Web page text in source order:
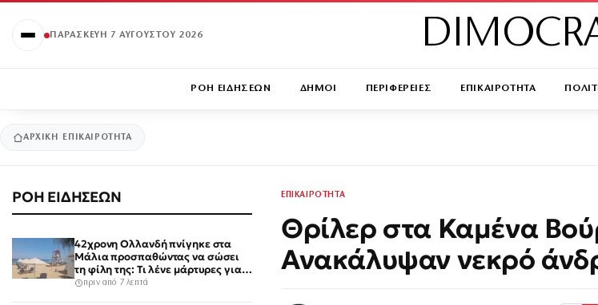
ΠΑΡΑΣΚΕΥΉ 7 ΑΥΓΟΎΣΤΟΥ 2026
ΡΟΗ ΕΙΔΗΣΕΩΝ ΔΗΜΟΙ ΠΕΡΙΦΕΡΕΙΕΣ ΕΠΙΚΑΙΡΟΤΗΤΑ
ΑΡΧΙΚΉ ΕΠΙΚΑΙΡΟΤΗΤΑ
ΡΟΗ ΕΙΔΗΣΕΩΝ
42χρονη Ολλανδή πνίγηκε στα
Μάλια προσπαθώντας να σώσει
τη φίλη της: Τι λένε μάρτυρες για
τον πανικό
πριν από 7 λεπτά
ΕΠΙΚΑΙΡΟΤΗΤΑ
Θρίλερ στα Καμένα
Ανακάλυψαν νεκρό